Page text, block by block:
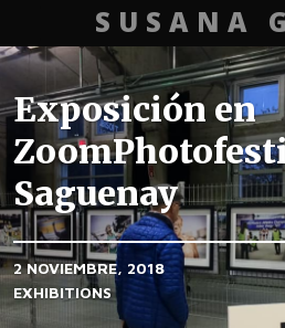
SUSANA
Exposición en
Saguenay
2 NOVIEMBRE, 2018
EXHIBITIONS